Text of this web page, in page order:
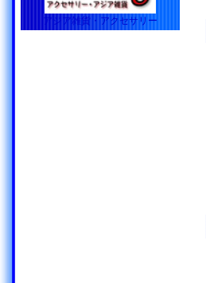
アジア雑貨・アクセサリー